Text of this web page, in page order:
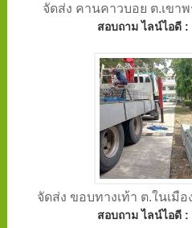
จัดส่ง คานคาวบอย ต.เขา
สอบถาม ไลน์ไอดี :
จัดส่ง ขอบทางเท้า ต.ในเมื
สอบถาม ไลน์ไอดี :